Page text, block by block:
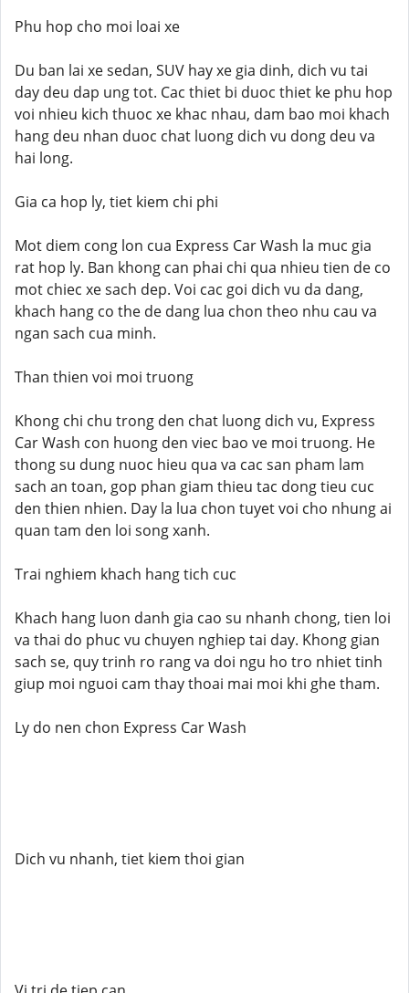
Phu hop cho moi loai xe
Du ban lai xe sedan, SUV hay xe gia dinh, dich vu tai
day deu dap ung tot. Cac thiet bi duoc thiet ke phu hop
voi nhieu kich thuoc xe khac nhau, dam bao moi khach
hang deu nhan duoc chat luong dich vu dong deu va
hai long.
Gia ca hop ly, tiet kiem chi phi
Mot diem cong lon cua Express Car Wash la muc gia
rat hop ly. Ban khong can phai chi qua nhieu tien de co
mot chiec xe sach dep. Voi cac goi dich vu da dang,
khach hang co the de dang lua chon theo nhu cau va
ngan sach cua minh.
Than thien voi moi truong
Khong chi chu trong den chat luong dich vu, Express
Car Wash con huong den viec bao ve moi truong. He
thong su dung nuoc hieu qua va cac san pham lam
sach an toan, gop phan giam thieu tac dong tieu cuc
den thien nhien. Day la lua chon tuyet voi cho nhung ai
quan tam den loi song xanh.
Trai nghiem khach hang tich cuc
Khach hang luon danh gia cao su nhanh chong, tien loi
va thai do phuc vu chuyen nghiep tai day. Khong gian
sach se, quy trinh ro rang va doi ngu ho tro nhiet tinh
giup moi nguoi cam thay thoai mai moi khi ghe tham.
Ly do nen chon Express Car Wash
Dich vu nhanh, tiet kiem thoi gian